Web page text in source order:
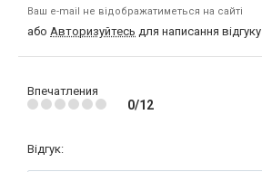
Ваш e-mail не відображатиметься на сайті
або Авторизуйтесь для написання відгуку
Впечатления
0/12
Відгук: